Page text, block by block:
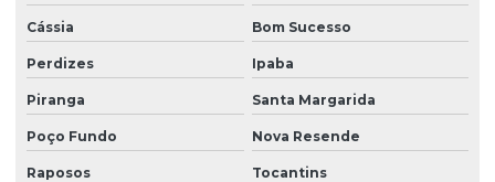
Cássia Bom Sucesso
Perdizes Ipaba
Piranga Santa Margarida
Poço Fundo Nova Resende
Raposos Tocantins